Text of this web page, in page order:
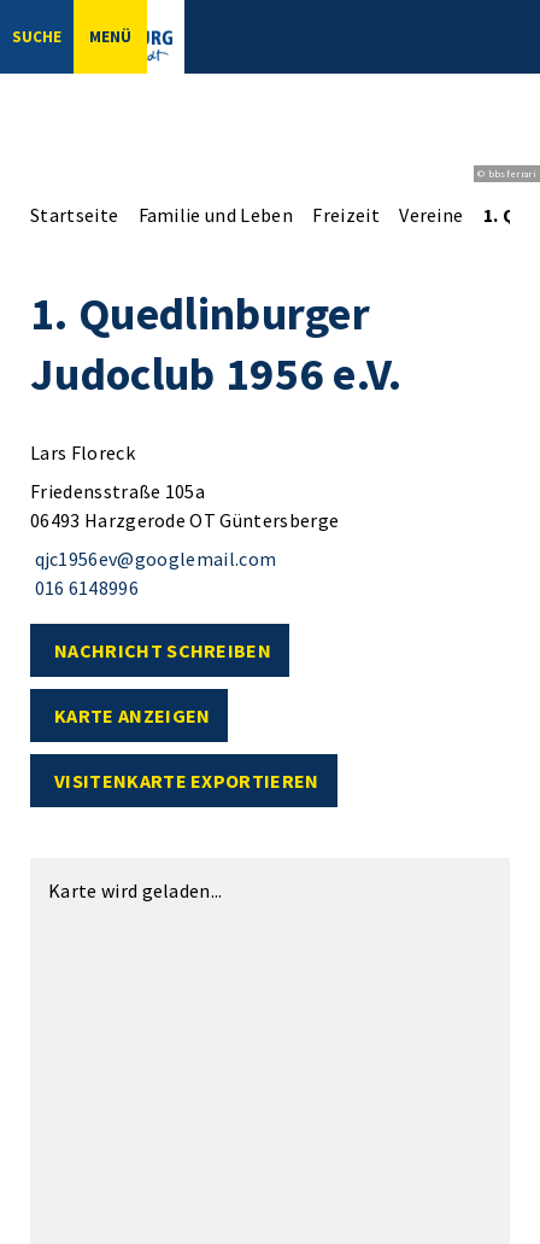
SUCHE MENÜ
© bbsferrari
Startseite Familie und Leben Freizeit Vereine 1.
1. Quedlinburger
Judoclub 1956 e.V.
Lars Floreck
Friedensstraße 105a
06493 Harzgerode OT Güntersberge
qjc1956ev@googlemail.com
016 6148996
NACHRICHT SCHREIBEN
KARTE ANZEIGEN
VISITENKARTE EXPORTIEREN
Karte wird geladen...